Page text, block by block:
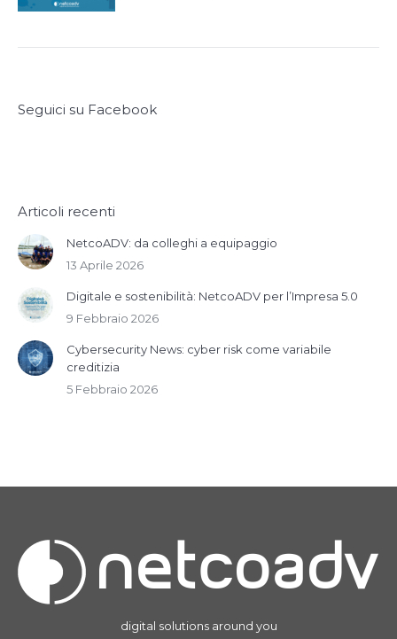
Seguici su Facebook
Articoli recenti
NetcoADV: da colleghi a equipaggio
13 Aprile 2026
Digitale e sostenibilità: NetcoADV per l’Impresa 5.0
9 Febbraio 2026
Cybersecurity News: cyber risk come variabile
creditizia
5 Febbraio 2026
digital solutions around you